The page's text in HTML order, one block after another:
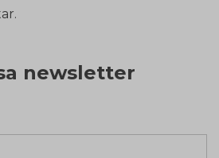
newsletter